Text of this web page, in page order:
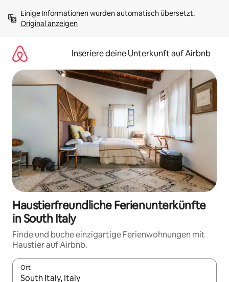
Inhalten
springenOriginal anzeigen
Inseriere deine Unterkunft auf Airbnb
Haustierfreundliche Ferienunterkünfte
in South Italy
Finde und buche einzigartige Ferienwohnungen mit
Haustier auf Airbnb.
Ort
Wenn Ergebnisse verfügbar sind, navigiere mit den